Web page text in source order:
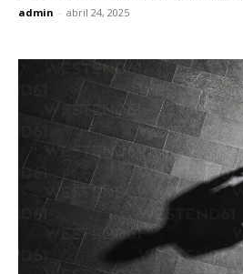
admin - abril 24, 2025